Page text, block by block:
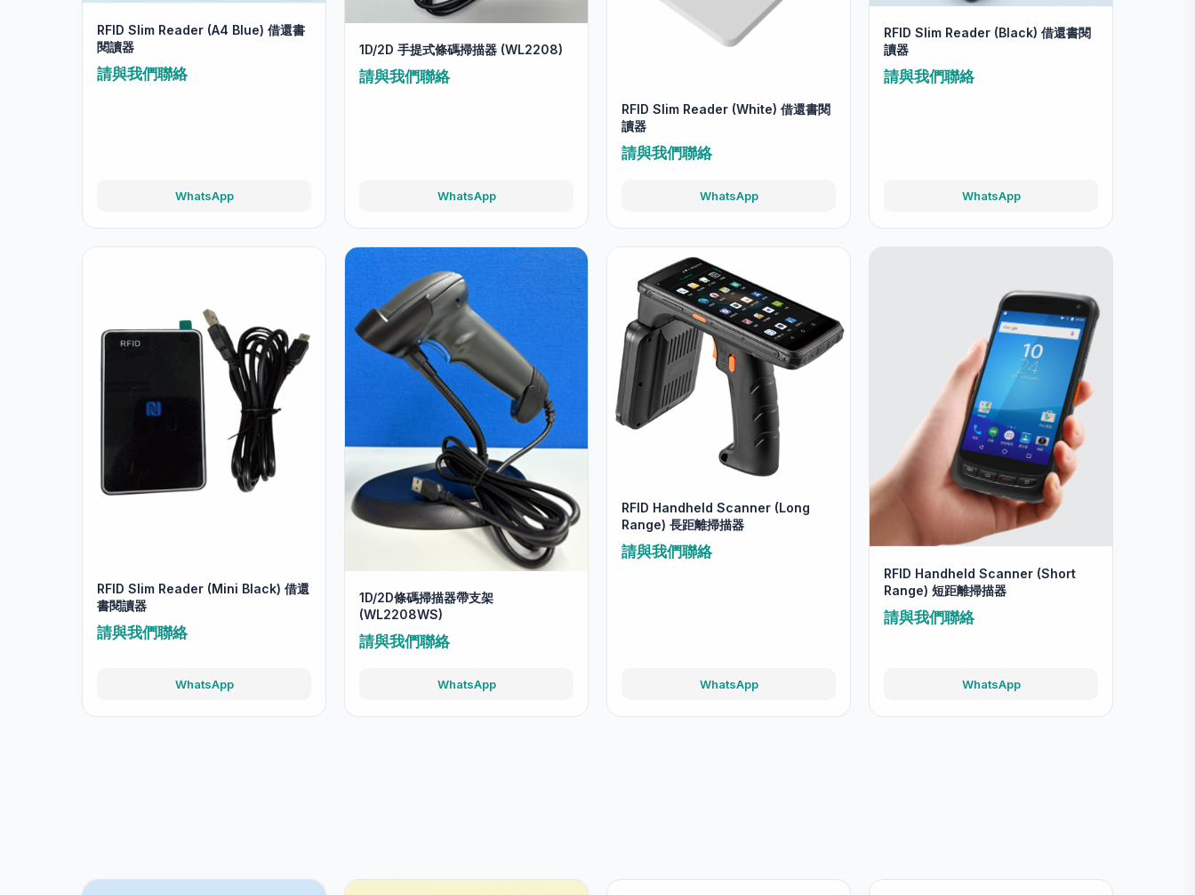
RFID Slim Reader (A4 Blue) 借還書
閱讀器
請與我們聯絡
WhatsApp
1D/2D 手提式條碼掃描器 (WL2208)
請與我們聯絡
WhatsApp
RFID Slim Reader (White) 借還書閱
讀器
請與我們聯絡
WhatsApp
RFID Slim Reader (Black) 借還書閱
讀器
請與我們聯絡
WhatsApp
RFID Slim Reader (Mini Black) 借還
書閱讀器
請與我們聯絡
WhatsApp
1D/2D條碼掃描器帶支架
(WL2208WS)
請與我們聯絡
WhatsApp
RFID Handheld Scanner (Long
Range) 長距離掃描器
請與我們聯絡
WhatsApp
RFID Handheld Scanner (Short
Range) 短距離掃描器
請與我們聯絡
WhatsApp